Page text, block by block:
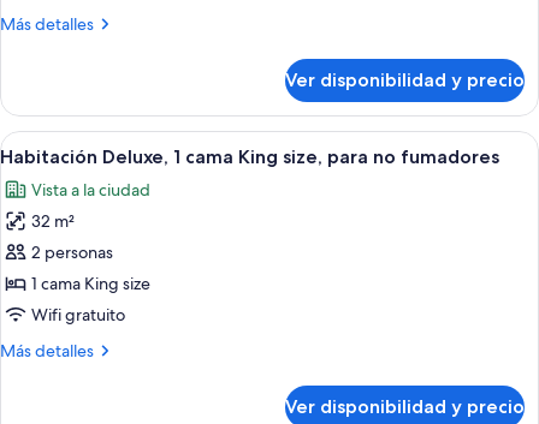
Más detalles
Más
ejecutiva
(Balcony)
Ver disponibilidad y precio
Ver
todas
las
fotos
de
Habitación
Deluxe,
cama
Habitación de hotel con una cama
8
Habitación Deluxe, 1 cama King size, para no fumadores
Vista a la ciudad
32 m²
2 personas
1 cama King size
Wifi gratuito
Más detalles
Más
Ver disponibilidad y precio